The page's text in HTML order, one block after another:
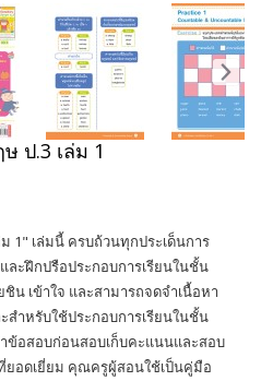
ป.3 เล่ม 1
1" เล่มนี้ ครบถ้วนทุกประเด็นการ
ละฝึกปรือประกอบการเรียนในชั้น
น เข้าใจ และสามารถจดจำเนื้อหา
สำหรับใช้ประกอบการเรียนในชั้น
ข้อสอบก่อนสอบเก็บคะแนนและสอบ
ยอดเยี่ยม คุณครูผู้สอนใช้เป็นคู่มือ